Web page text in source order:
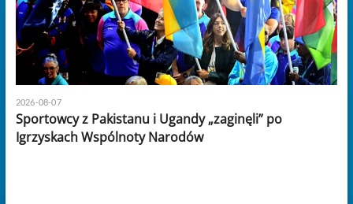
2026-08-07
Sportowcy z Pakistanu i Ugandy „zaginęli” po
Igrzyskach Wspólnoty Narodów